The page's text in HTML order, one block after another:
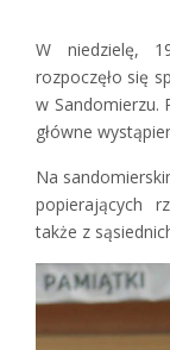
W niedzielę,
rozpoczęło się
w Sandomierzu.
główne
Na
popierających
także z